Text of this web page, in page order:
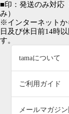
■印：発送のみ対応
み）
※インターネットか
日及び休日前14時
す。
tamaについて
ご利用ガイド
メールマガジ